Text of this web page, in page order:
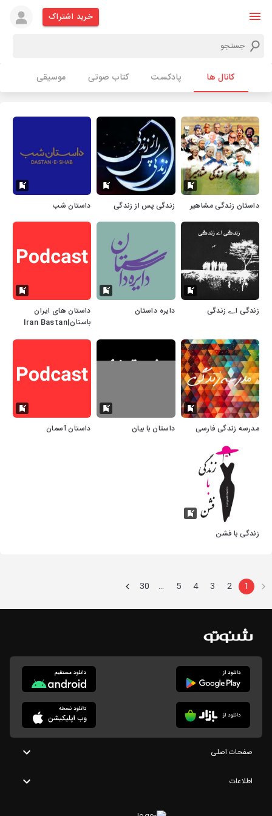
خرید اشتراک
کانال ها پادکست کتاب صوتی موسیقی
داستان زندگی مشاهیر زندگی پس از زندگی داستان شب
زندگی اے زندگی دایره داستان
داستان های ایران
باستان|Iran Bastan
مدرسه زندگی فارسی داستان با بیان داستان آسمان
زندگی با فشن
1
2
3
4
5
…
30
صفحات اصلی
اطلاعات